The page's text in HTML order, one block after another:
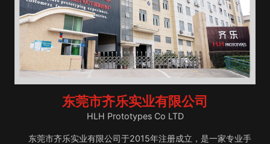
东莞市齐乐实业有限公司
HLH Prototypes Co LTD
东莞市齐乐实业有限公司于2015年注册成立，是一家专业手